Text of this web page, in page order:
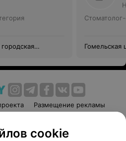
Гомельская
Размещение рекламы
Способы оплаты
cookie